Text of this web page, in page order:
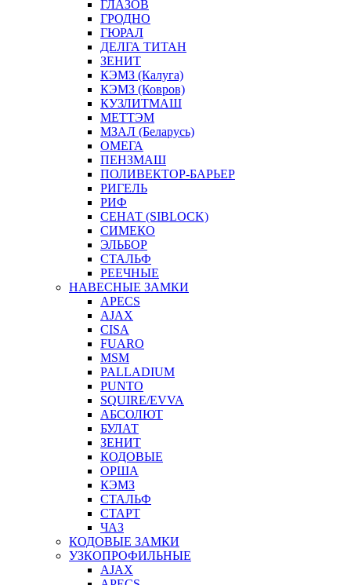
ГЛАЗОВ
ГРОДНО
ГЮРАЛ
ДЕЛГА ТИТАН
ЗЕНИТ
КЭМЗ (Калуга)
КЭМЗ (Ковров)
КУЗЛИТМАШ
МЕТТЭМ
МЗАЛ (Беларусь)
ОМЕГА
ПЕНЗМАШ
ПОЛИВЕКТОР-БАРЬЕР
РИГЕЛЬ
РИФ
СЕНАТ (SIBLOCK)
СИМЕКО
ЭЛЬБОР
СТАЛЬФ
РЕЕЧНЫЕ
НАВЕСНЫЕ ЗАМКИ
APECS
AJAX
CISA
FUARO
MSM
PALLADIUM
PUNTO
SQUIRE/EVVA
АБСОЛЮТ
БУЛАТ
ЗЕНИТ
КОДОВЫЕ
ОРША
КЭМЗ
СТАЛЬФ
СТАРТ
ЧАЗ
КОДОВЫЕ ЗАМКИ
УЗКОПРОФИЛЬНЫЕ
AJAX